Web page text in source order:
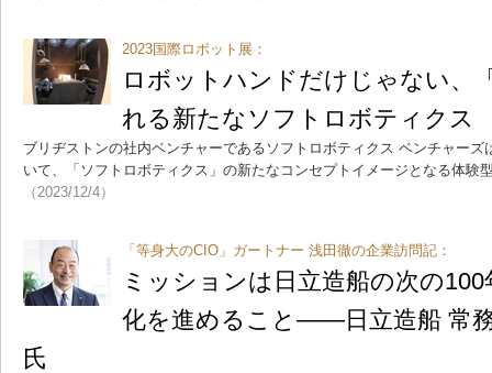
2023国際ロボット展：
ロボットハンドだけじゃない、
れる新たなソフトロボティクス
ブリヂストンの社内ベンチャーであるソフトロボティクス ベンチャーズ
いて、「ソフトロボティクス」の新たなコンセプトイメージとなる体験
（2023/12/4）
「等身大のCIO」ガートナー 浅田徹の企業訪問記：
ミッションは日立造船の次の
化を進めること――日立造船 常
氏